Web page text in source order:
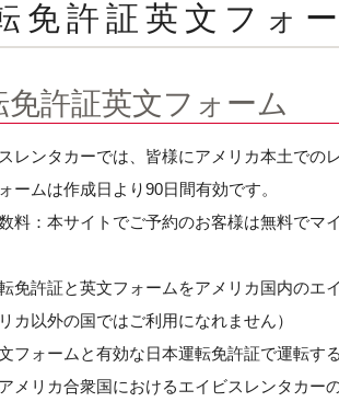
免許証英文フォ
免許証英文フォーム
レンタカーでは、皆様にアメリカ本土での
ームは作成日より90日間有効です。
料：本サイトでご予約のお客様は無料でマ
免許証と英文フォームをアメリカ国内のエ
リカ以外の国ではご利用になれません）
フォームと有効な日本運転免許証で運転す
メリカ合衆国におけるエイビスレンタカー